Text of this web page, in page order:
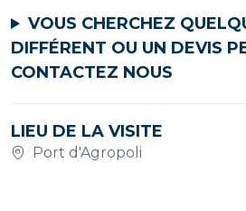
VOUS CHERCHEZ
DIFFÉRENT OU UN DEVIS
CONTACTEZ NOUS
LIEU DE LA VISITE
Port d'Agropoli